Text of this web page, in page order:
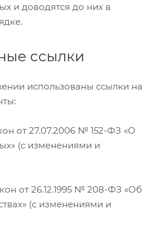
и доводятся до них в
ссылки
использованы ссылки на
от 27.07.2006 № 152-ФЗ «О
(с изменениями и
от 26.12.1995 № 208-ФЗ «Об
(с изменениями и